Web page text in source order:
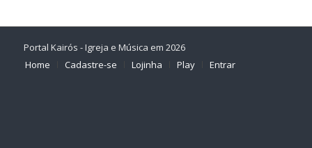
Portal Kairós - Igreja e Música em 2026
Home
Cadastre-se Lojinha Play Entrar